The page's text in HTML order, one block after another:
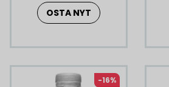
OSTA NYT
-16%